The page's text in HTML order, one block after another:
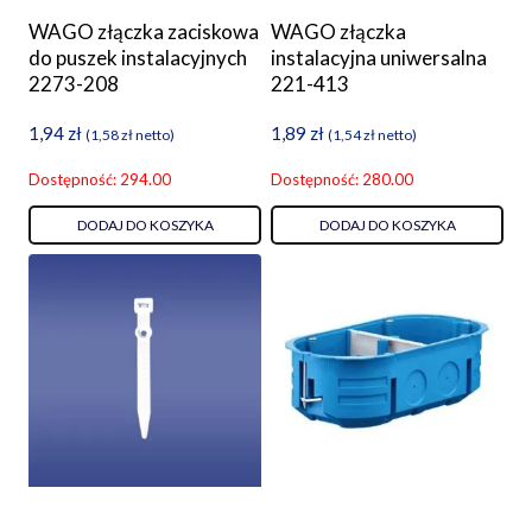
WAGO złączka zaciskowa
do puszek instalacyjnych
2273-208
1,94 zł (1,58złnetto)
Dostępność: 294.00
DODAJ DO KOSZYKA
WAGO złączka
instalacyjna uniwersalna
221-413
1,89 zł (1,54złnetto)
Dostępność: 280.00
DODAJ DO KOSZYKA